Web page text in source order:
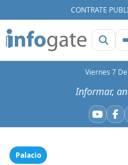
CONTRATE
Viernes 7
Informar,
Palacio